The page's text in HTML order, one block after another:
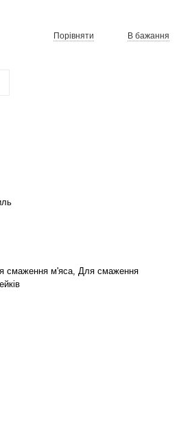
Порівняти В бажання
смаження м'яса, Для смаження